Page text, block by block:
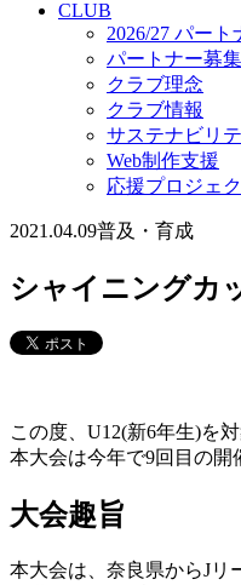
CLUB
2026/27 パート
パートナー募集
クラブ理念
クラブ情報
サステナビリ
Web制作支援
応援プロジェ
2021.04.09普及・育成
シャイニングカ
この度、U12(新6年生)を
本大会は今年で9回目の開
大会趣旨
本大会は、奈良県からJリ